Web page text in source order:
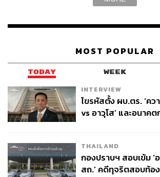
STANDARD WEALTH
MOST POPULAR
TODAY WEEK
INTERVIEW
ไขรหัสตั้ง ผบ.ตร. ‘คว
vs อาวุโส’ และอนาค
THAILAND
กองปราบฯ สอบเข้ม
สถ.’ คดีทุจริตสอบท้อ